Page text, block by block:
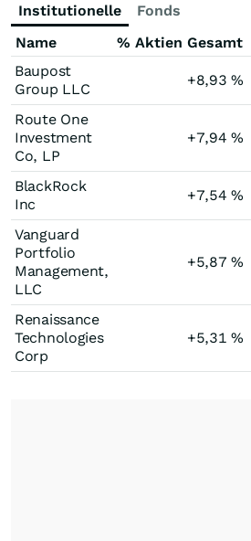
Institutionelle
Fonds
Name
% Aktien Gesamt
Baupost
Group LLC
+8,93%
Route One
Investment
Co, LP
+7,94%
BlackRock
Inc
+7,54%
Vanguard
Portfolio
Management,
LLC
+5,87%
Renaissance
Technologies
Corp
+5,31%